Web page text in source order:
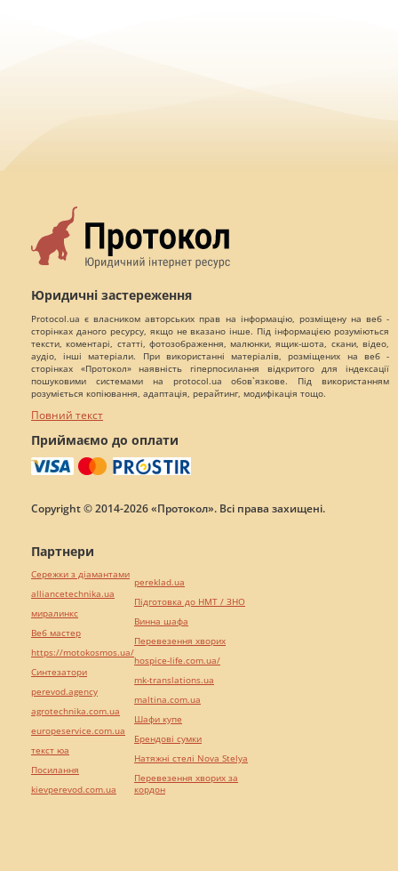
Юридичні застереження
Protocol.ua є власником авторських прав на інформацію, розміщену на веб -
сторінках даного ресурсу, якщо не вказано інше. Під інформацією розуміються
тексти, коментарі, статті, фотозображення, малюнки, ящик-шота, скани, відео,
аудіо, інші матеріали. При використанні матеріалів, розміщених на веб -
сторінках «Протокол» наявність гіперпосилання відкритого для індексації
пошуковими системами на protocol.ua обов`язкове. Під використанням
розуміється копіювання, адаптація, рерайтинг, модифікація тощо.
Повний текст
Приймаємо до оплати
Copyright © 2014-2026 «Протокол». Всі права захищені.
Партнери
Сережки з діамантами
alliancetechnika.ua
миралинкс
Веб мастер
https://motokosmos.ua/
Синтезатори
perevod.agency
agrotechnika.com.ua
europeservice.com.ua
текст юа
Посилання
kievperevod.com.ua
pereklad.ua
Підготовка до НМТ / ЗНО
Винна шафа
Перевезення хворих
hospice-life.com.ua/
mk-translations.ua
maltina.com.ua
Шафи купе
Брендові сумки
Натяжні стелі Nova Stelya
Перевезення хворих за
кордон